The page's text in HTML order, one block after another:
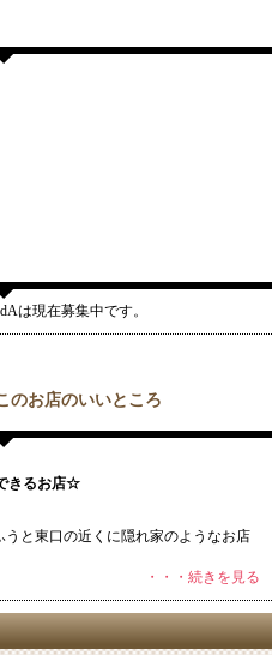
は現在募集中です。
のお店のいいところ
きるお店☆
と東口の近くに隠れ家のようなお店
・・・続きを見る